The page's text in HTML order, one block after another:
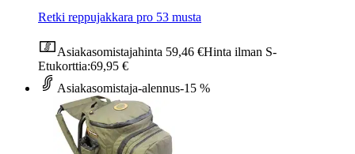
Retki reppujakkara pro 53 musta
Asiakasomistajahinta 59,46 €Hinta ilman S-
Etukorttia:69,95 €
Asiakasomistaja-alennus-15 %